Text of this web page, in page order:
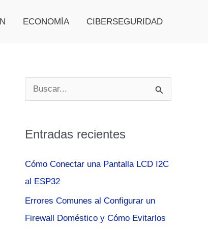
ECONOMÍA CIBERSEGURIDAD
u
c
o
r
Entradas recientes
Cómo Conectar una Pantalla LCD I2C
al ESP32
Errores Comunes al Configurar un
Firewall Doméstico y Cómo Evitarlos